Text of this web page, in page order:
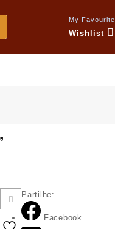
My Favourite
Wishlist
Partilhe:
Facebook